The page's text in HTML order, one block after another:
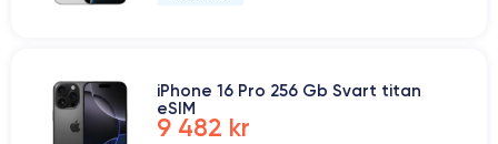
iPhone 16 Pro 256 Gb Svart titan
eSIM
9 482 kr